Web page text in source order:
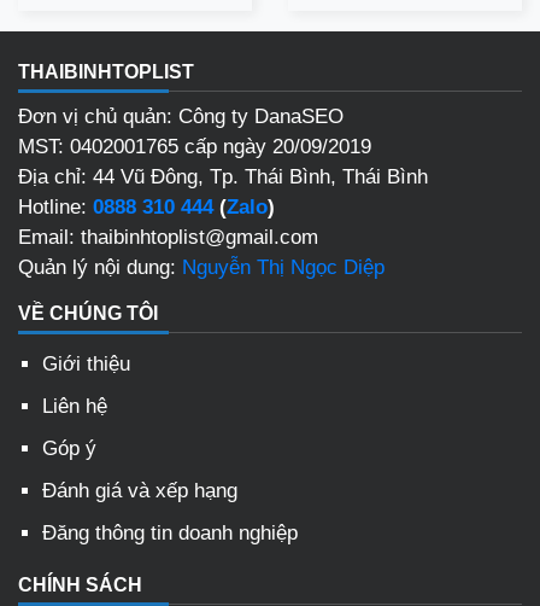
THAIBINHTOPLIST
Đơn vị chủ quản: Công ty DanaSEO
MST: 0402001765 cấp ngày 20/09/2019
Địa chỉ: 44 Vũ Đông, Tp. Thái Bình, Thái Bình
Hotline: 0888 310 444(Zalo)
Email: thaibinhtoplist@gmail.com
Quản lý nội dung: Nguyễn Thị Ngọc Diệp
VỀ CHÚNG TÔI
Giới thiệu
Liên hệ
Góp ý
Đánh giá và xếp hạng
Đăng thông tin doanh nghiệp
CHÍNH SÁCH